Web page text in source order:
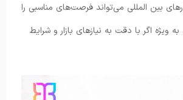
بین المللی می‌تواند فرصت‌های مناسبی را
ویژه اگر با دقت به نیازهای بازار و شرایط